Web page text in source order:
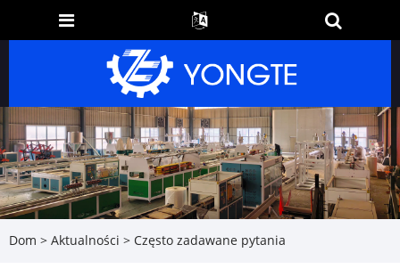
Dom > Aktualności > Często zadawane pytania